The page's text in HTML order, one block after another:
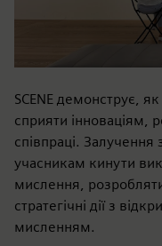
SCENE демонструє,
сприяти інноваціям,
співпраці.
учасникам кинути
мислення,
стратегічні дії з
мисленням.